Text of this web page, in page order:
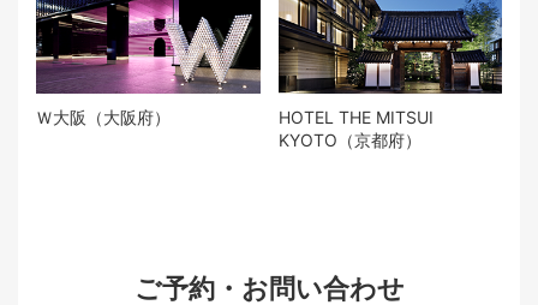
Ｗ大阪（大阪府）
HOTEL THE MITSUI
KYOTO（京都府）
ご予約・お問い合わせ